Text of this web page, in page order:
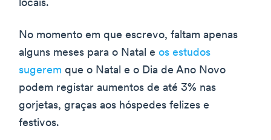
locais.
No momento em que escrevo, faltam apenas
alguns meses para o Natal e os estudos
sugerem que o Natal e o Dia de Ano Novo
podem registar aumentos de até 3% nas
gorjetas, graças aos hóspedes felizes e
festivos.